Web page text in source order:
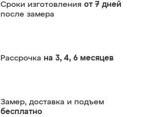
Сроки изготовления от 7 дней
после замера
Рассрочка на 3, 4, 6 месяцев
Замер, доставка и подъем
бесплатно